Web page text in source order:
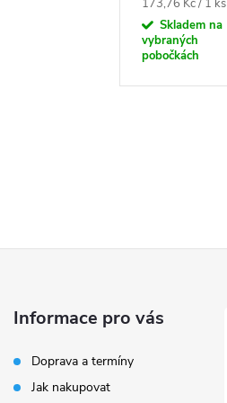
cena:
173,76 Kč / 1 ks
Skladem na
vybraných
pobočkách
Informace pro vás
Doprava a termíny
Jak nakupovat